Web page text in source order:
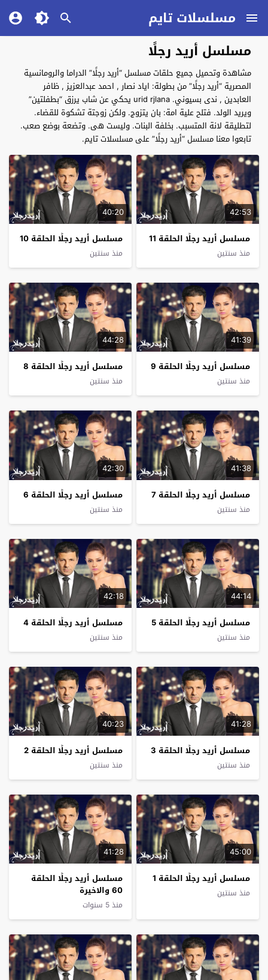
مسلسلات تايم
مسلسل أريد رجلًا
مشاهدة وتحميل جميع حلقات مسلسل “أريد رجلًا” الدراما والرومانسية
المصرية “أريد رجلًا” من بطولة: اياد نصار , احمد عبدالعزيز , ظافر
العابدين , ندى بسيوني. urid rjlana يحكي عن شاب يرزق “بطفلتين”
ويريد الولد. فتلح علية امة: بان يتزوج. ولكن زوجتة تشكوة للقضاء.
لتطليقة لانة المتسبب. بخلفة البنات. وليست هى. وتضعة بوضع صعب.
تابعوا معنا مسلسل “أريد رجلًا” على مسلسلات تايم.
42:53
مسلسل أريد رجلًا الحلقة 11
منذ سنتين
40:20
مسلسل أريد رجلًا الحلقة 10
منذ سنتين
41:39
مسلسل أريد رجلًا الحلقة 9
منذ سنتين
44:28
مسلسل أريد رجلًا الحلقة 8
منذ سنتين
41:38
مسلسل أريد رجلًا الحلقة 7
منذ سنتين
42:30
مسلسل أريد رجلًا الحلقة 6
منذ سنتين
44:14
مسلسل أريد رجلًا الحلقة 5
منذ سنتين
42:18
مسلسل أريد رجلًا الحلقة 4
منذ سنتين
41:28
مسلسل أريد رجلًا الحلقة 3
منذ سنتين
40:23
مسلسل أريد رجلًا الحلقة 2
منذ سنتين
45:00
مسلسل أريد رجلًا الحلقة 1
منذ سنتين
41:28
مسلسل أريد رجلًا الحلقة
60 والاخيرة
منذ 5 سنوات